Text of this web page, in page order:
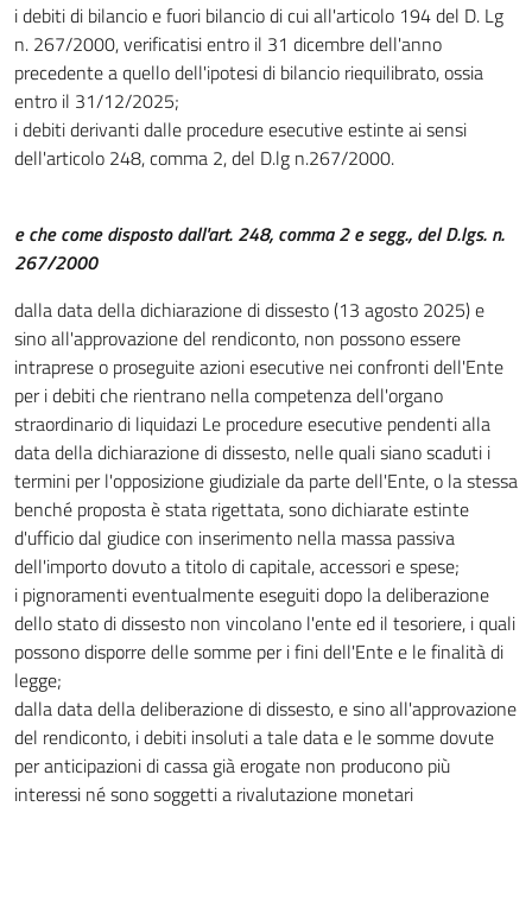
i debiti di bilancio e fuori bilancio di cui all'articolo 194 del D. Lg
n. 267/2000, verificatisi entro il 31 dicembre dell'anno
precedente a quello dell'ipotesi di bilancio riequilibrato, ossia
entro il 31/12/2025;
i debiti derivanti dalle procedure esecutive estinte ai sensi
dell'articolo 248, comma 2, del D.lg n.267/2000.
e che come disposto dall'art. 248, comma 2 e segg., del D.lgs. n.
267/2000
dalla data della dichiarazione di dissesto (13 agosto 2025) e
sino all'approvazione del rendiconto, non possono essere
intraprese o proseguite azioni esecutive nei confronti dell'Ente
per i debiti che rientrano nella competenza dell'organo
straordinario di liquidazi Le procedure esecutive pendenti alla
data della dichiarazione di dissesto, nelle quali siano scaduti i
termini per l'opposizione giudiziale da parte dell'Ente, o la stessa
benché proposta è stata rigettata, sono dichiarate estinte
d'ufficio dal giudice con inserimento nella massa passiva
dell'importo dovuto a titolo di capitale, accessori e spese;
i pignoramenti eventualmente eseguiti dopo la deliberazione
dello stato di dissesto non vincolano l'ente ed il tesoriere, i quali
possono disporre delle somme per i fini dell'Ente e le finalità di
legge;
dalla data della deliberazione di dissesto, e sino all'approvazione
del rendiconto, i debiti insoluti a tale data e le somme dovute
per anticipazioni di cassa già erogate non producono più
interessi né sono soggetti a rivalutazione monetari